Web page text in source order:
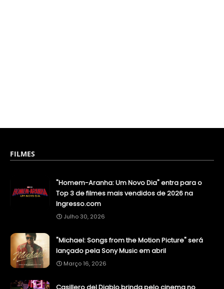
FILMES
"Homem-Aranha: Um Novo Dia" entra para o
Top 3 de filmes mais vendidos de 2026 na
Ingresso.com
Julho 30, 2026
"Michael: Songs from the Motion Picture" será
lançado pela Sony Music em abril
Março 16, 2026